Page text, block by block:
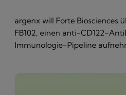
argenx will Forte Biosciences
FB102, einen anti-CD122-
Immunologie-Pipeline